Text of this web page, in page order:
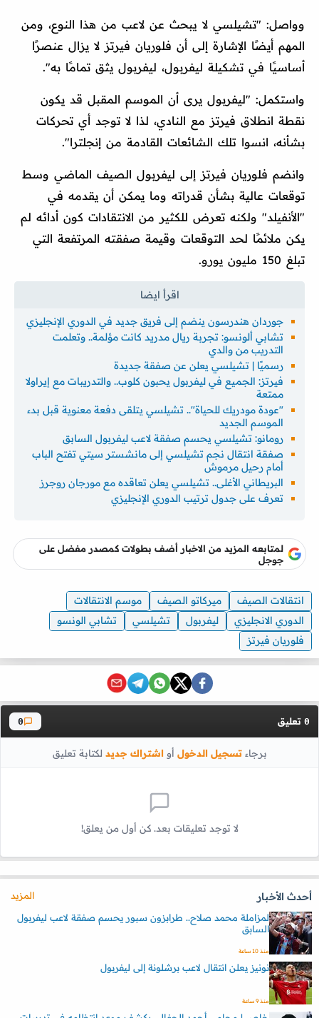
وواصل: "تشيلسي لا يبحث عن لاعب من هذا النوع، ومن
المهم أيضًا الإشارة إلى أن فلوريان فيرتز لا يزال عنصرًا
أساسيًا في تشكيلة ليفربول، ليفربول يثق تمامًا به".
واستكمل: "ليفربول يرى أن الموسم المقبل قد يكون
نقطة انطلاق فيرتز مع النادي، لذا لا توجد أي تحركات
بشأنه، انسوا تلك الشائعات القادمة من إنجلترا".
وانضم فلوريان فيرتز إلى ليفربول الصيف الماضي وسط
توقعات عالية بشأن قدراته وما يمكن أن يقدمه في
"الأنفيلد" ولكنه تعرض للكثير من الانتقادات كون أدائه لم
يكن ملائمًا لحد التوقعات وقيمة صفقته المرتفعة التي
تبلغ 150 مليون يورو.
جوردان هندرسون ينضم إلى فريق جديد في الدوري الإنجليزي
تشابي ألونسو: تجربة ريال مدريد كانت مؤلمة.. وتعلمت
التدريب من والدي
رسميًا | تشيلسي يعلن عن صفقة جديدة
فيرتز: الجميع في ليفربول يحبون كلوب.. والتدريبات مع إيراولا
ممتعة
"عودة مودريك للحياة".. تشيلسي يتلقى دفعة معنوية قبل بدء
الموسم الجديد
رومانو: تشيلسي يحسم صفقة لاعب ليفربول السابق
صفقة انتقال نجم تشيلسي إلى مانشستر سيتي تفتح الباب
أمام رحيل مرموش
البريطاني الأغلى.. تشيلسي يعلن تعاقده مع مورجان روجرز
تعرف على جدول ترتيب الدوري الإنجليزي
لمتابعه المزيد من الاخبار أضف بطولات كمصدر مفضل على
جوجل
انتقالات الصيف ميركاتو الصيف
موسم الانتقالات
الدوري الانجليزي
ليفربول تشيلسي
تشابي الونسو
فلوريان فيرتز
0 تعليق 0
برجاءتسجيل الدخول أواشتراك جديد لكتابة تعليق
لا توجد تعليقات بعد. كن أول من يعلق!
أحدث الأخبار
المزيد
لمزاملة محمد صلاح.. طرابزون سبور يحسم صفقة لاعب ليفربول
السابق
منذ 10 ساعة
نونيز يعلن انتقال لاعب برشلونة إلى ليفربول
منذ 9 ساعة